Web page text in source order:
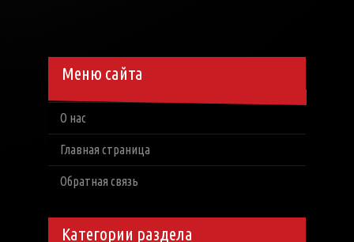
Меню сайта
О нас
Главная страница
Обратная связь
Категории раздела